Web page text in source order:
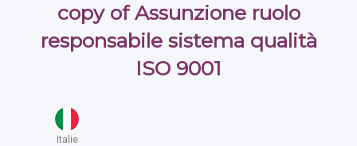
copy of Assunzione ruolo
responsabile sistema qualità
ISO 9001
Italie